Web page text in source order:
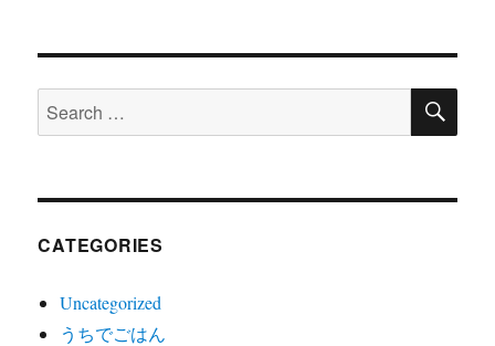
Search
for:
CATEGORIES
Uncategorized
うちでごはん